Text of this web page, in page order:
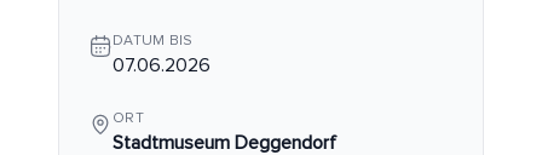
DATUM BIS
07.06.2026
ORT
Stadtmuseum Deggendorf